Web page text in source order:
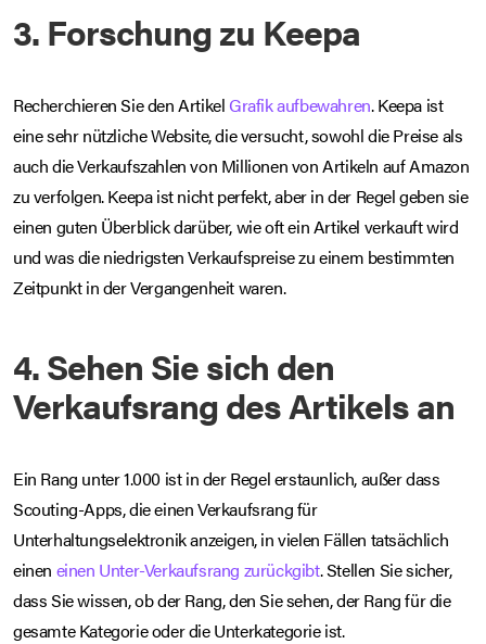
3. Forschung zu Keepa
Recherchieren Sie den ArtikelGrafik aufbewahren. Keepa ist
eine sehr nützliche Website, die versucht, sowohl die Preise als
auch die Verkaufszahlen von Millionen von Artikeln auf Amazon
zu verfolgen. Keepa ist nicht perfekt, aber in der Regel geben sie
einen guten Überblick darüber, wie oft ein Artikel verkauft wird
und was die niedrigsten Verkaufspreise zu einem bestimmten
Zeitpunkt in der Vergangenheit waren.
4. Sehen Sie sich den
Verkaufsrang des Artikels an
Ein Rang unter 1.000 ist in der Regel erstaunlich, außer dass
Scouting-Apps, die einen Verkaufsrang für
Unterhaltungselektronik anzeigen, in vielen Fällen tatsächlich
einen einen Unter-Verkaufsrang zurückgibt. Stellen Sie sicher,
dass Sie wissen, ob der Rang, den Sie sehen, der Rang für die
gesamte Kategorie oder die Unterkategorie ist.